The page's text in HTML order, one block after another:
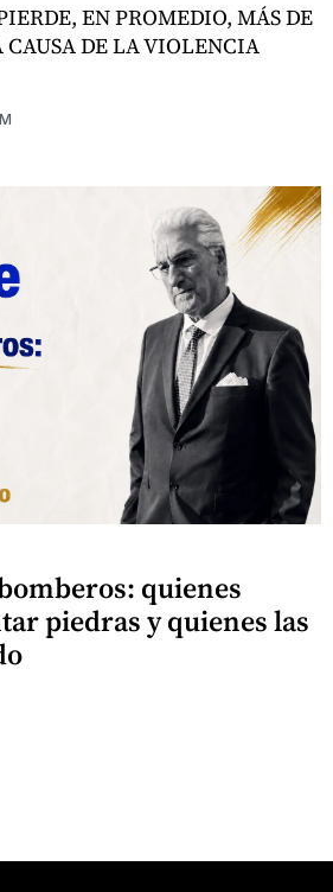
EN PROMEDIO, MÁS DE
CAUSA DE LA VIOLENCIA
quienes
piedras y quienes las